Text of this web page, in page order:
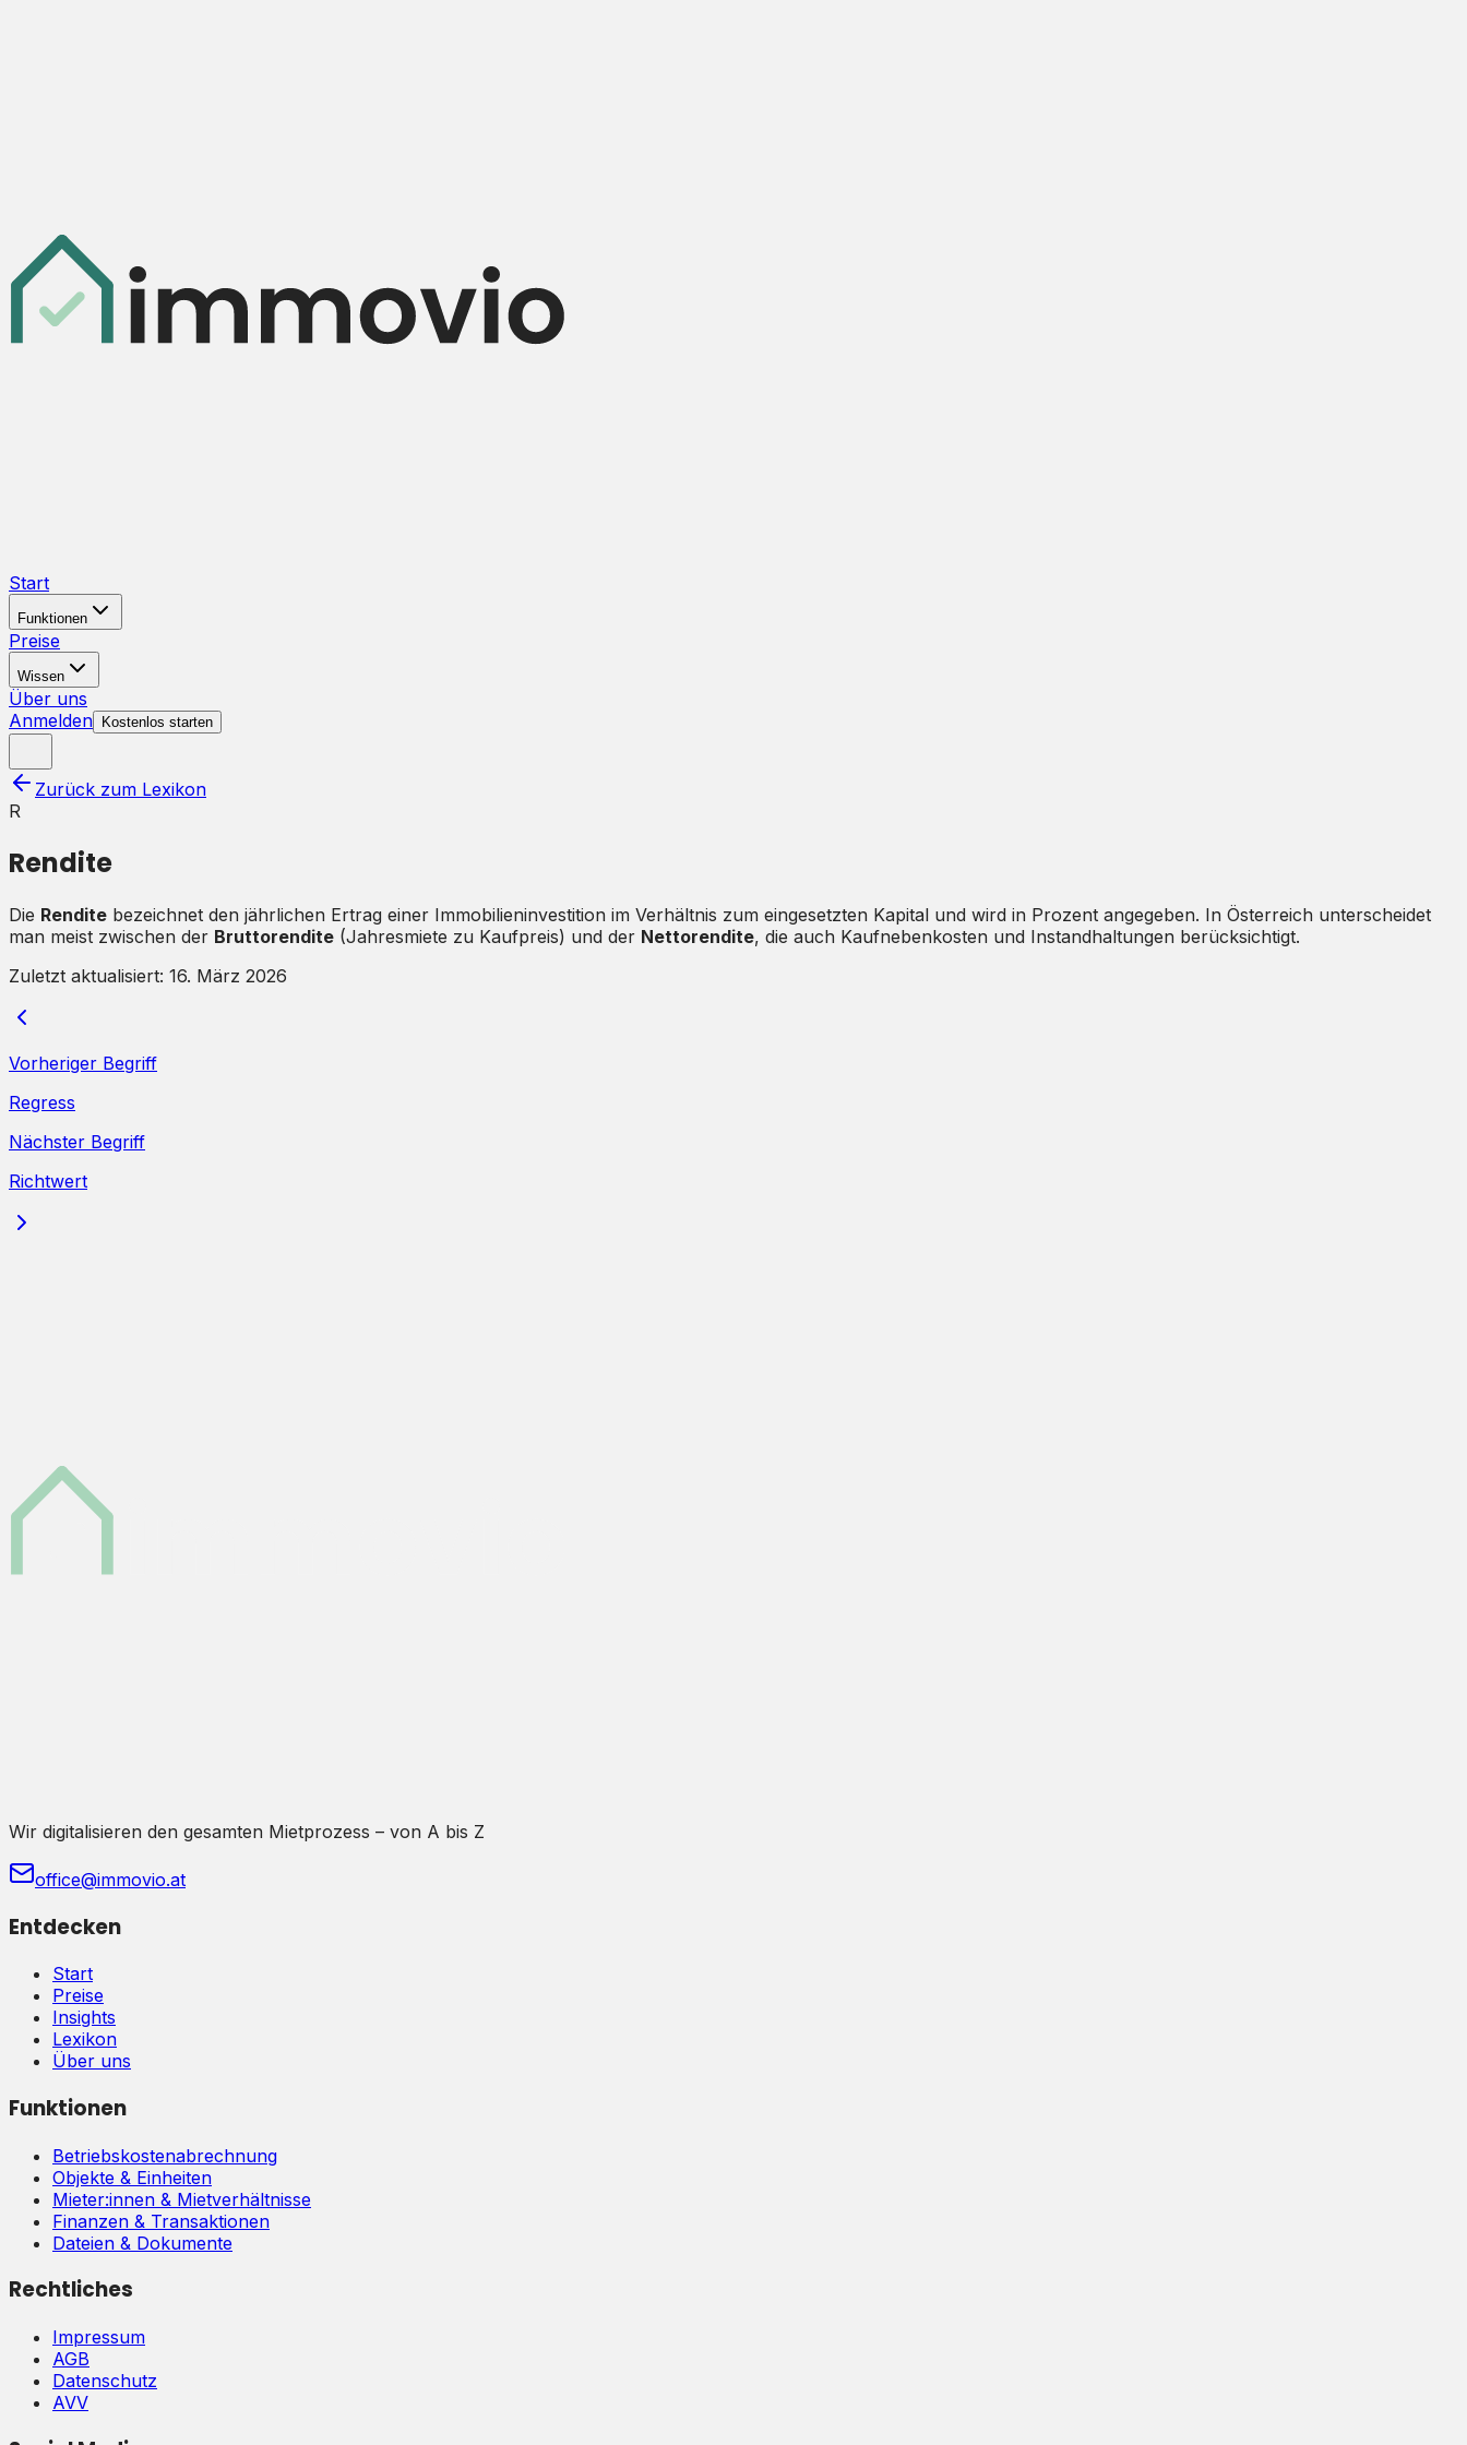
Start
Funktionen
Preise
Wissen
Über uns
Anmelden
Kostenlos starten
Zurück zum Lexikon
R
Rendite
Die Rendite bezeichnet den jährlichen Ertrag einer Immobilieninvestition im Verhältnis zum eingesetzten Kapital und wird in Prozent angegeben. In Österreich unterscheidet
man meist zwischen der Bruttorendite (Jahresmiete zu Kaufpreis) und der Nettorendite, die auch Kaufnebenkosten und Instandhaltungen berücksichtigt.
Zuletzt aktualisiert: 16. März 2026
Vorheriger Begriff
Regress
Nächster Begriff
Richtwert
Wir digitalisieren den gesamten Mietprozess – von A bis Z
office@immovio.at
Entdecken
Start
Preise
Insights
Lexikon
Über uns
Funktionen
Betriebskostenabrechnung
Objekte & Einheiten
Mieter:innen & Mietverhältnisse
Finanzen & Transaktionen
Dateien & Dokumente
Rechtliches
Impressum
AGB
Datenschutz
AVV